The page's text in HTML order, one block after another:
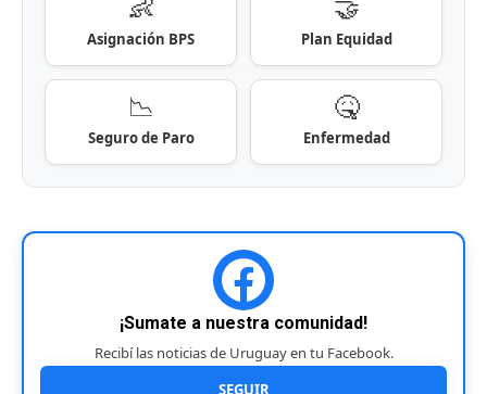
Asignación BPS Plan Equidad
📉
Seguro de Paro
🤒
Enfermedad
¡Sumate a nuestra comunidad!
Recibí las noticias de Uruguay en tu Facebook.
SEGUIR